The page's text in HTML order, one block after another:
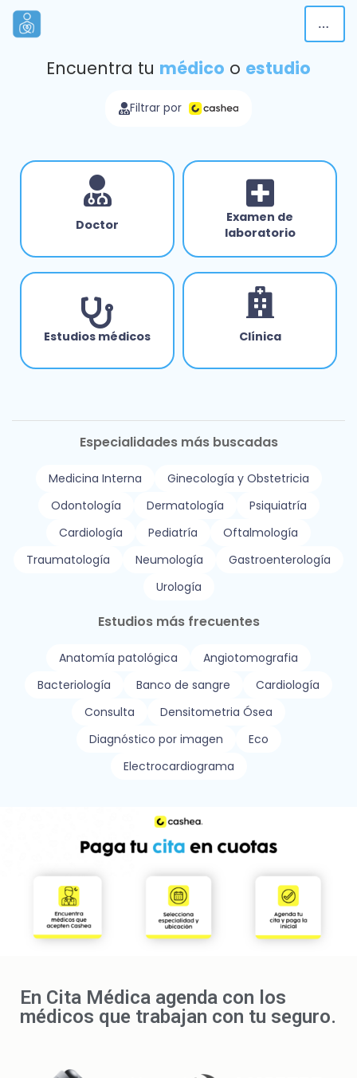
Encuentra tu médico o estudio
Filtrar por
Doctor
Examen de
laboratorio
Estudios médicos Clínica
Especialidades más buscadas
Medicina Interna
Ginecología y Obstetricia
Odontología
Dermatología
Psiquiatría
Cardiología
Pediatría
Oftalmología
Traumatología
Neumología
Gastroenterología
Urología
Estudios más frecuentes
Anatomía patológica
Angiotomografia
Bacteriología
Banco de sangre
Cardiología
Consulta
Densitometria Ósea
Diagnóstico por imagen
Eco
Electrocardiograma
En Cita Médica agenda con los
médicos que trabajan con tu seguro.